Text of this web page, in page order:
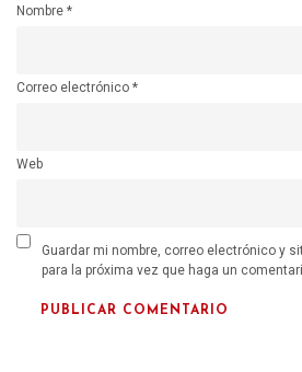
Nombre *
Correo electrónico *
Web
Guardar mi nombre, correo electrónico y
para la próxima vez que haga un